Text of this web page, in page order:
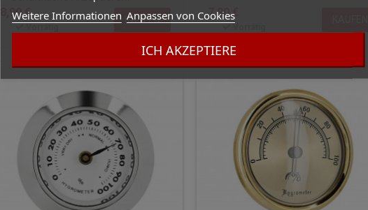
Weitere Informationen Anpassen von Cookies
ICH AKZEPTIERE
8,90 €
KAUFEN
7,90 €